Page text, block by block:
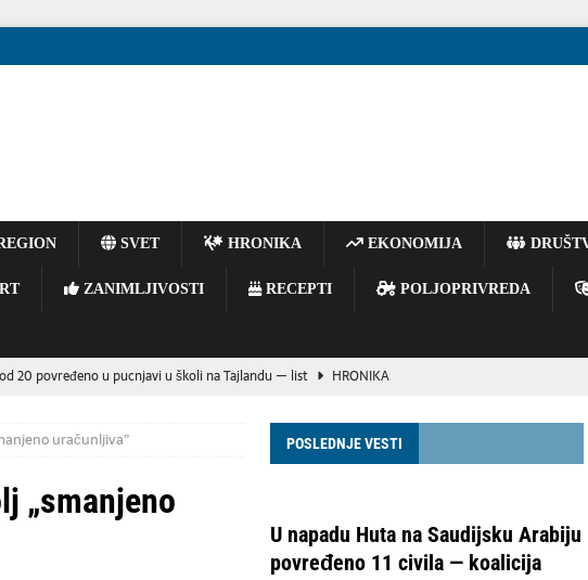
SVET HRONIKA EKONOMIJA
ZANIMLJIVOSTI RECEPTI POLJOPRIVREDA
20 povređeno u pucnjavi u školi na Tajlandu — list
HRONIKA
– tri spektakularne večeri na Koševu za pamćenje
zemljama nedostaju snažne oružane snage zbog oslanjanja na SAD.
VESTI
VESTI
uračunljiva”
„smanjeno
POSLEDNJE VESTI
U napadu Huta na Saudijsku Arabiju
povređeno 11 civila — koalicija